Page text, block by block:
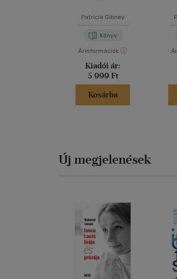
Patricia Gibney
Könyv
Árinformációk
Kiadói ár:
5 999 Ft
Kosárba
Új megjelenések